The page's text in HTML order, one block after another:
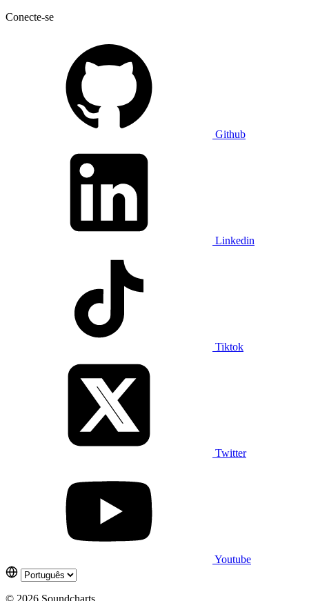
Conecte-se
Github
Linkedin
Tiktok
Twitter
Youtube
© 2026 Soundcharts